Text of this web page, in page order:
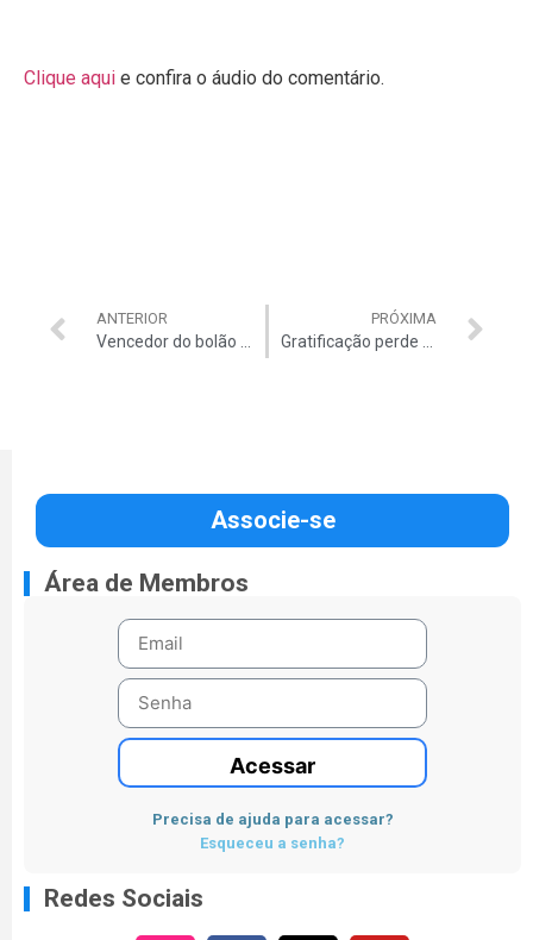
Clique aqui e confira o áudio do comentário.
ANTERIOR
Vencedor do bolão da Auditar veste o prêmio
PRÓXIMA
Gratificação perde espaço nos salários
Associe-se
Área de Membros
Acessar
Precisa de ajuda para acessar?
Esqueceu a senha?
Redes Sociais